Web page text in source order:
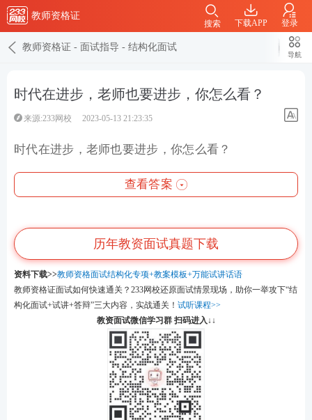
教师资格证
下载APP 登录
搜索
教师资格证 - 面试指导 - 结构化面试
导航
时代在进步，老师也要进步，你怎么看？
来源:233网校 2023-05-13 21:23:35
时代在进步，老师也要进步，你怎么看？
查看答案
历年教资面试真题下载
资料下载>>教师资格面试结构化专项+教案模板+万能试讲话语
教师资格证面试如何快速通关？233网校还原面试情景现场，助你一举攻下“结
构化面试+试讲+答辩”三大内容，实战通关！ 试听课程>>
教资面试微信学习群 扫码进入↓↓